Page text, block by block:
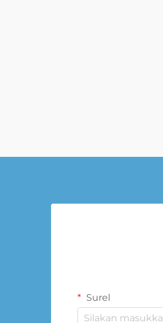
Surel